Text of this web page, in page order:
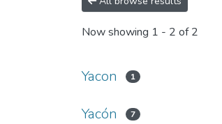
Now showing 1 - 2 of 2
Yacon 1
Yacón 7